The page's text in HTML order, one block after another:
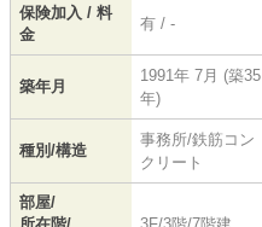
保険加入 / 料
金
有 / -
築年月
1991年 7月 (築35
年)
種別/構造
事務所/鉄筋コン
クリート
部屋/